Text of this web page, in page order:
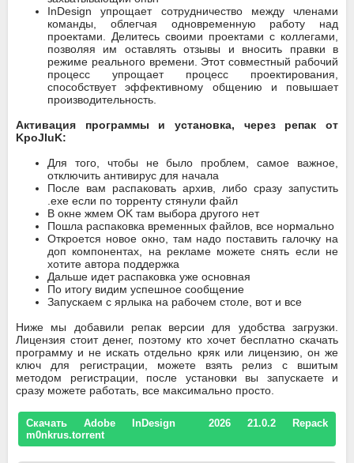
InDesign упрощает сотрудничество между членами
команды, облегчая одновременную работу над
проектами. Делитесь своими проектами с коллегами,
позволяя им оставлять отзывы и вносить правки в
режиме реального времени. Этот совместный рабочий
процесс упрощает процесс проектирования,
способствует эффективному общению и повышает
производительность.
Активация программы и установка, через репак от
KpoJIuK:
Для того, чтобы не было проблем, самое важное,
отключить антивирус для начала
После вам распаковать архив, либо сразу запустить
.exe если по торренту стянули файл
В окне жмем OK там выбора другого нет
Пошла распаковка временных файлов, все нормально
Откроется новое окно, там надо поставить галочку на
доп компонентах, на рекламе можете снять если не
хотите автора поддержка
Дальше идет распаковка уже основная
По итогу видим успешное сообщение
Запускаем с ярлыка на рабочем столе, вот и все
Ниже мы добавили репак версии для удобства загрузки.
Лицензия стоит денег, поэтому кто хочет бесплатно скачать
программу и не искать отдельно кряк или лицензию, он же
ключ для регистрации, можете взять релиз с вшитым
методом регистрации, после установки вы запускаете и
сразу можете работать, все максимально просто.
Скачать Adobe InDesign 2026 21.0.2 Repack
m0nkrus.torrent